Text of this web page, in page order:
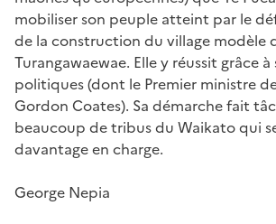
mobiliser son peuple atteint par le
de la construction du village modèle
Turangawaewae. Elle y réussit grâce à
politiques (dont le Premier ministre
Gordon Coates). Sa démarche fait
beaucoup de tribus du Waikato qui
davantage en charge.
George Nepia